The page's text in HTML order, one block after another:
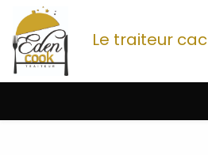
Le traiteur